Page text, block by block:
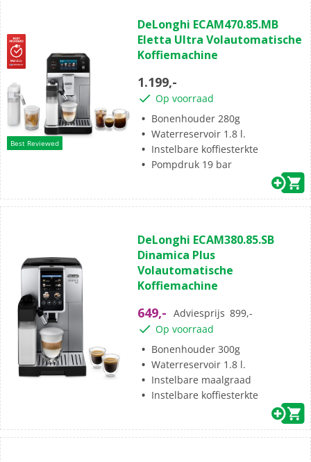
Best Reviewed
van
de
5
1
beoordeling
DeLonghi ECAM470.85.MB
Eletta Ultra Volautomatische
Koffiemachine
1.199,-
Op voorraad
Bonenhouder 280g
Waterreservoir 1.8 l.
Instelbare koffiesterkte
Pompdruk 19 bar
van
de
5
sterren.
beoordelingen
DeLonghi ECAM380.85.SB
Dinamica Plus
Volautomatische
Koffiemachine
649,- Adviesprijs 899,-
Op voorraad
Bonenhouder 300g
Waterreservoir 1.8 l.
Instelbare maalgraad
Instelbare koffiesterkte